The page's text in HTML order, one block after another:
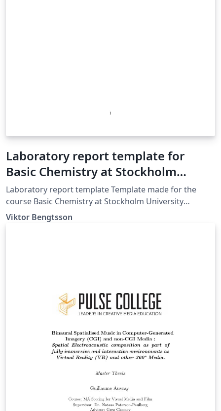
Laboratory report template for
Basic Chemistry at Stockholm
University
Laboratory report template Template made for the
course Basic Chemistry at Stockholm University
Template creation date: 2018-08-24
Viktor Bengtsson